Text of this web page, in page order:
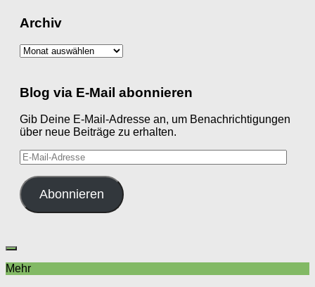
Archiv
Archiv
Blog via E-Mail abonnieren
Gib Deine E-Mail-Adresse an, um Benachrichtigungen
über neue Beiträge zu erhalten.
E-
Mail-
Adresse
Abonnieren
Mehr